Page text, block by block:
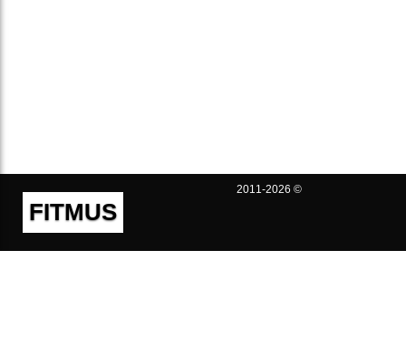
FITMUS
2011-2026 ©